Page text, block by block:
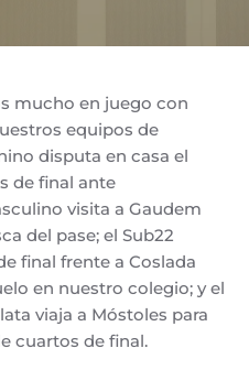
mucho en juego con
equipos de
disputa en casa el
de final ante
visita a Gaudem
del pase; el Sub22
final frente a Coslada
en nuestro colegio; y el
viaja a Móstoles para
cuartos de final.